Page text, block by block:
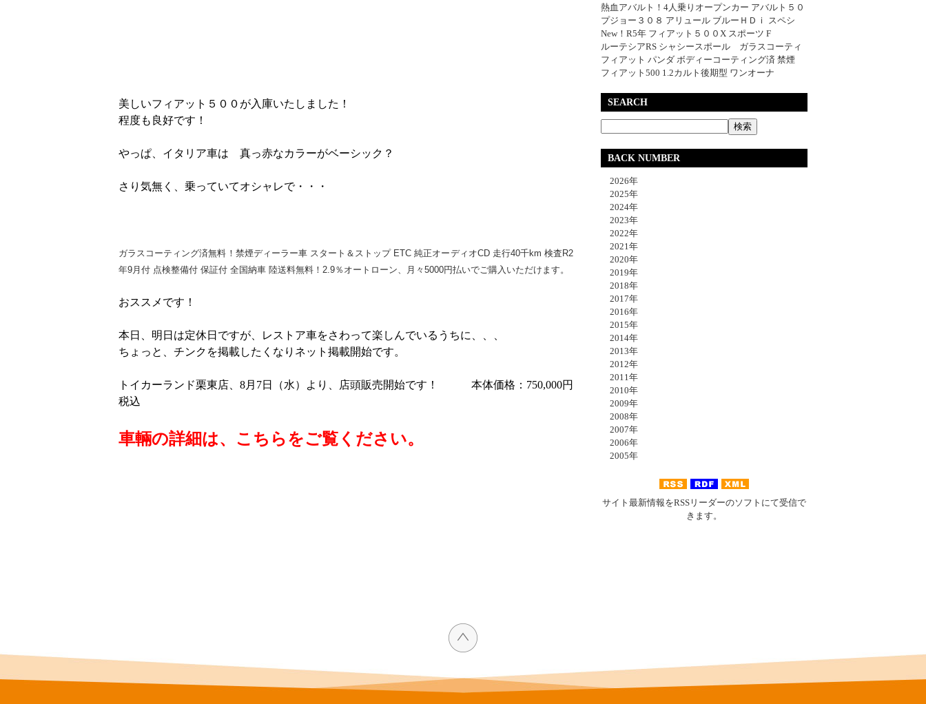
美しいフィアット５００が入庫いたしました！
程度も良好です！
やっぱ、イタリア車は 真っ赤なカラーがベーシック？
さり気無く、乗っていてオシャレで・・・
ガラスコーティング済無料！禁煙ディーラー車 スタート＆ストップ ETC 純正オーディオCD 走行40千km 検査R2
年9月付 点検整備付 保証付 全国納車 陸送料無料！2.9％オートローン、月々5000円払いでご購入いただけます。
おススメです！
本日、明日は定休日ですが、レストア車をさわって楽しんでいるうちに、、、
ちょっと、チンクを掲載したくなりネット掲載開始です。
トイカーランド栗東店、8月7日（水）より、店頭販売開始です！ 本体価格：750,000円
税込
車輛の詳細は、こちらをご覧ください。
熱血アバルト！4人乗りオープンカー アバルト５０
プジョー３０８ アリュール ブルーＨＤｉ スペシ
New！R5年 フィアット５００X スポーツ F
ルーテシアRS シャシースポール ガラスコーティ
フィアット パンダ ボディーコーティング済 禁煙
フィアット500 1.2カルト後期型 ワンオーナ
SEARCH
BACK NUMBER
2026年
2025年
2024年
2023年
2022年
2021年
2020年
2019年
2018年
2017年
2016年
2015年
2014年
2013年
2012年
2011年
2010年
2009年
2008年
2007年
2006年
2005年
サイト最新情報をRSSリーダーのソフトにて受信で
きます。